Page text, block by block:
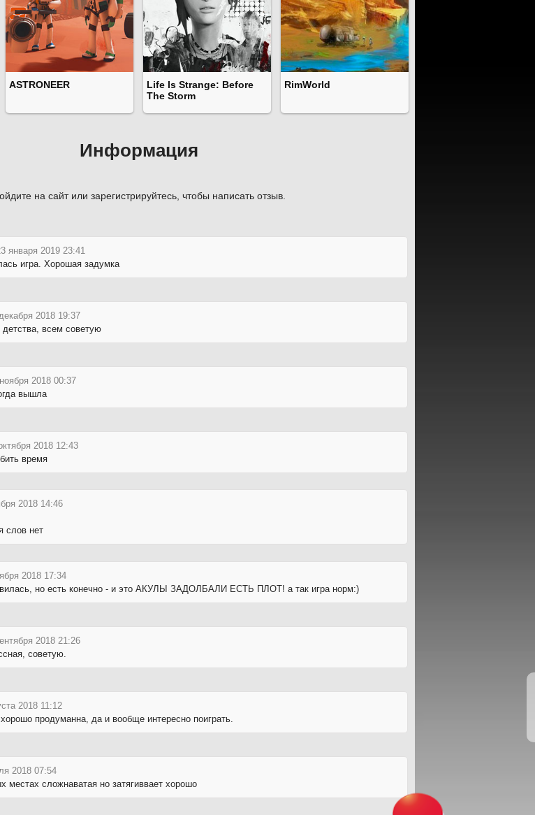
ASTRONEER
Life Is Strange: Before
The Storm
RimWorld
Информация
на сайт или зарегистрируйтесь, чтобы написать отзыв.
января 2019 23:41
игра. Хорошая задумка
2018 19:37
детства, всем советую
2018 00:37
вышла
2018 12:43
время
2018 14:46
слов нет
2018 17:34
но есть конечно - и это АКУЛЫ ЗАДОЛБАЛИ ЕСТЬ ПЛОТ! а так игра норм:)
2018 21:26
советую.
2018 11:12
продуманна, да и вообще интересно поиграть.
2018 07:54
местах сложнаватая но затягиввает хорошо